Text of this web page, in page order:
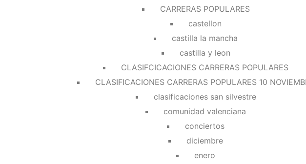
CARRERAS POPULARES
castellon
castilla la mancha
castilla y leon
CLASIFCICACIONES CARRERAS POPULARES
CLASIFICACIONES CARRERAS POPULARES 10
clasificaciones san silvestre
comunidad valenciana
conciertos
diciembre
enero